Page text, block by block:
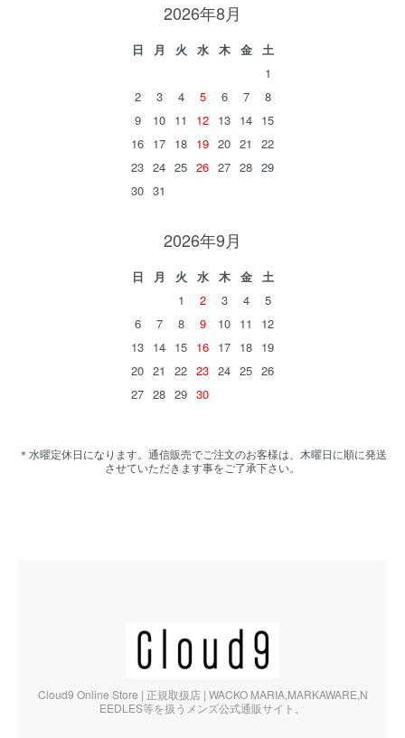
2026年8月
日 月 火 水 木 金
土
1
2
3 4 5 6 7
8
9
10 11 12 13 14 15
16 17 18 19 20 21
22
23 24 25 26 27 28 29
30 31
2026年9月
日 月 火 水 木 金
土
1
2 3 4
5
6
7 8 9 10 11
12
13 14 15 16 17 18 19
20 21 22 23 24 25 26
27 28 29 30
＊水曜定休日になります。通信販売でご注文のお客様は、木曜日に順に発送
させていただきます事をご了承下さい。
Cloud9 Online Store | 正規取扱店 | WACKO MARIA,MARKAWARE,N
EEDLES等を扱うメンズ公式通販サイト。